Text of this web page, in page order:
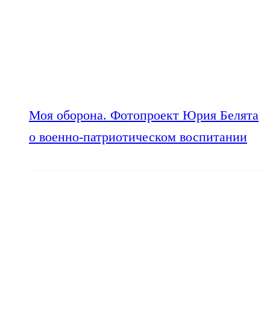
Моя оборона. Фотопроект Юрия Белята
о военно-патриотическом воспитании